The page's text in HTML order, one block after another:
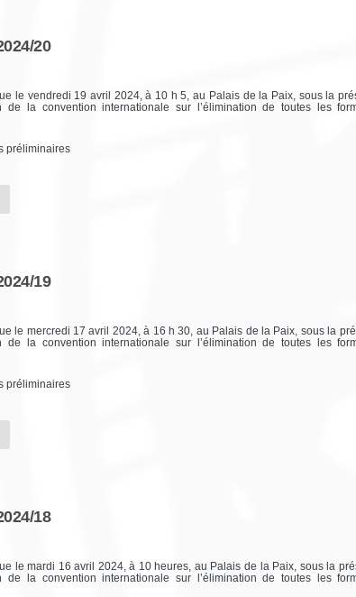
20
le vendredi 19 avril 2024, à 10 h 5, au Palais de la Paix, sous la
de la convention internationale sur l’élimination de toutes les
préliminaires
19
le mercredi 17 avril 2024, à 16 h 30, au Palais de la Paix, sous la
de la convention internationale sur l’élimination de toutes les
préliminaires
18
le mardi 16 avril 2024, à 10 heures, au Palais de la Paix, sous la
de la convention internationale sur l’élimination de toutes les